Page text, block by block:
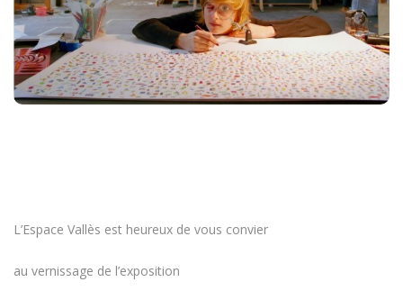
L’Espace Vallès est heureux de vous convier
au vernissage de l’exposition